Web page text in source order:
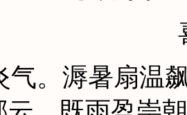
气。溽暑扇温